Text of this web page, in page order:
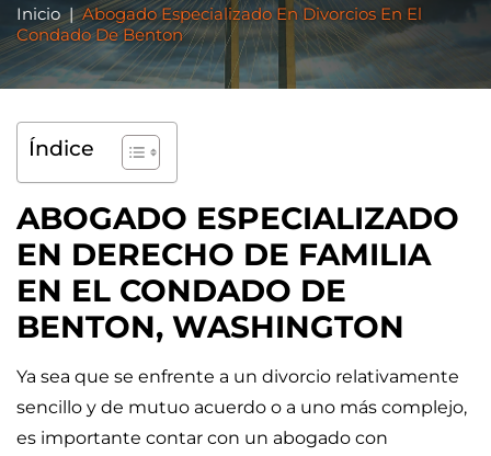
Inicio|Abogado Especializado En Divorcios En El
Condado De Benton
Índice
ABOGADO ESPECIALIZADO
EN DERECHO DE FAMILIA
EN EL CONDADO DE
BENTON, WASHINGTON
Ya sea que se enfrente a un divorcio relativamente
sencillo y de mutuo acuerdo o a uno más complejo,
es importante contar con un abogado con